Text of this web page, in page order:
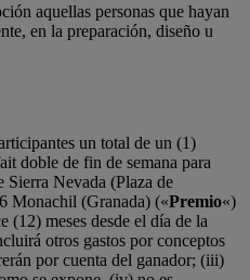
aquellas personas que hayan
en la preparación, diseño u
un total de un (1)
doble de fin de semana para
Sierra Nevada (Plaza de
Monachil (Granada) («Premio«)
(12) meses desde el día de la
otros gastos por conceptos
por cuenta del ganador; (iii)